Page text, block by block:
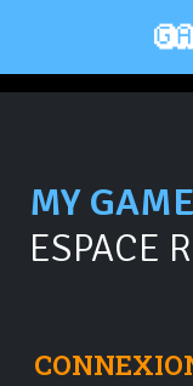
MY
ESPACE